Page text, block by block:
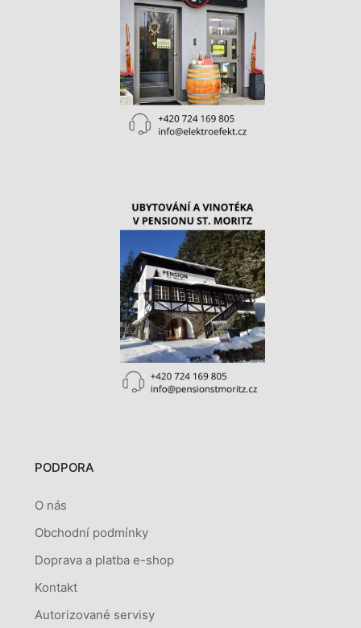
PODPORA
O nás
Obchodní podmínky
Doprava a platba e-shop
Kontakt
Autorizované servisy